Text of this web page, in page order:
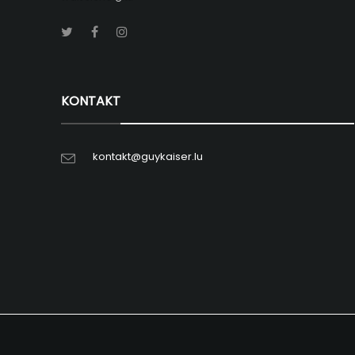
KONTAKT
kontakt@guykaiser.lu